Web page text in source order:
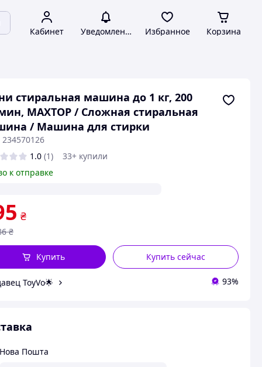
Кабинет Уведомления Избранное Корзина
стиральная машина до 1 кг, 200
MAXTOP / Сложная стиральная
/ Машина для стирки
234570126
1.0 (1)
33+ купили
к отправке
₴
₴
Купить сейчас
Купить
ToyVo🌟 93%
Нова Пошта